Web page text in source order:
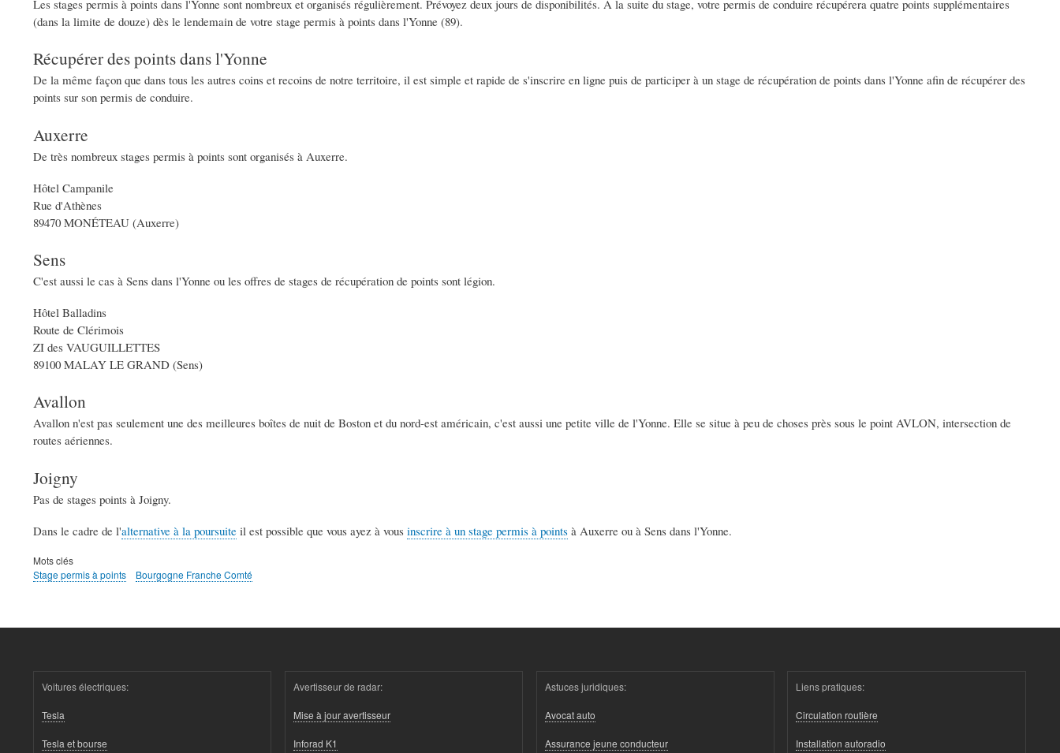
Les stages permis à points dans l'Yonne sont nombreux et organisés régulièrement. Prévoyez deux jours de disponibilités. A la suite du stage, votre permis de conduire récupérera quatre points supplémentaires
(dans la limite de douze) dès le lendemain de votre stage permis à points dans l'Yonne (89).
Récupérer des points dans l'Yonne
De la même façon que dans tous les autres coins et recoins de notre territoire, il est simple et rapide de s'inscrire en ligne puis de participer à un stage de récupération de points dans l'Yonne afin de récupérer des
points sur son permis de conduire.
Auxerre
De très nombreux stages permis à points sont organisés à Auxerre.
Hôtel Campanile
Rue d'Athènes
89470 MONÉTEAU (Auxerre)
Sens
C'est aussi le cas à Sens dans l'Yonne ou les offres de stages de récupération de points sont légion.
Hôtel Balladins
Route de Clérimois
ZI des VAUGUILLETTES
89100 MALAY LE GRAND (Sens)
Avallon
Avallon n'est pas seulement une des meilleures boîtes de nuit de Boston et du nord-est américain, c'est aussi une petite ville de l'Yonne. Elle se situe à peu de choses près sous le point AVLON, intersection de
routes aériennes.
Joigny
Pas de stages points à Joigny.
Dans le cadre de l'alternative à la poursuite il est possible que vous ayez à vous inscrire à un stage permis à points à Auxerre ou à Sens dans l'Yonne.
Mots clés
Stage permis à points
Bourgogne Franche Comté
Voitures électriques:
Tesla
Tesla et bourse
Avertisseur de radar:
Mise à jour avertisseur
Inforad K1
Astuces juridiques:
Avocat auto
Assurance jeune conducteur
Liens pratiques:
Circulation routière
Installation autoradio